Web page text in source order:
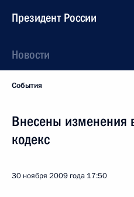
Президент России
Новости
События
Внесены изменения
кодекс
30 ноября 2009 года 17:50